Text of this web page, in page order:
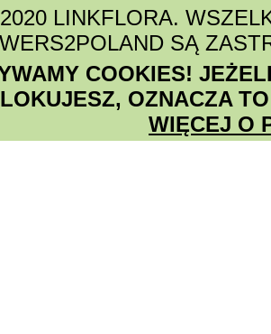
LINKFLORA.
SĄ
COOKIES!
OZNACZA
WIĘCEJ O